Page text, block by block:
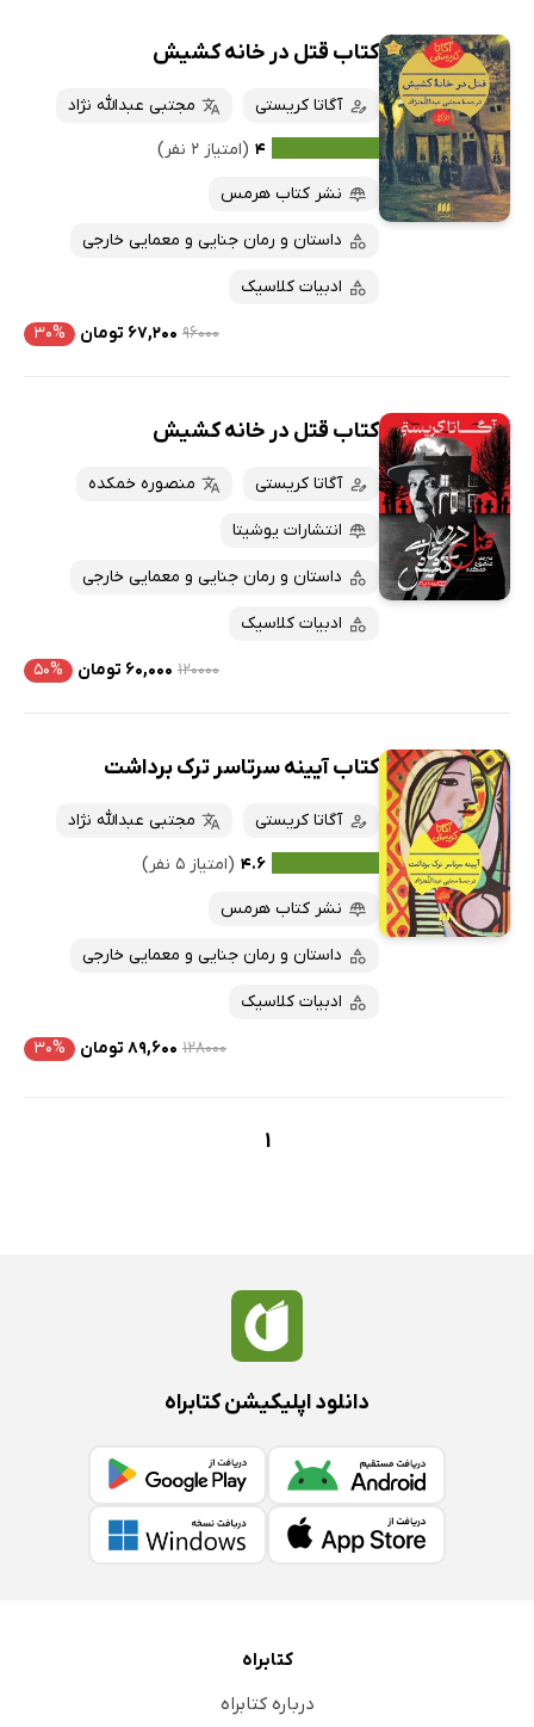
کتاب قتل در خانه کشیش
آگاتا کریستی
مجتبی عبدالله نژاد
۴ (امتیاز ۲ نفر)
نشر کتاب هرمس
داستان و رمان جنایی و معمایی خارجی
ادبیات کلاسیک
۹۶۰۰۰ ۶۷,۲۰۰ تومان ۳۰%
کتاب قتل در خانه کشیش
آگاتا کریستی منصوره خمکده
انتشارات یوشیتا
داستان و رمان جنایی و معمایی خارجی
ادبیات کلاسیک
۱۲۰۰۰۰ ۶۰,۰۰۰ تومان ۵۰%
کتاب آیینه سرتاسر ترک برداشت
آگاتا کریستی
مجتبی عبدالله نژاد
۴.۶ (امتیاز ۵ نفر)
نشر کتاب هرمس
داستان و رمان جنایی و معمایی خارجی
ادبیات کلاسیک
۱۲۸۰۰۰ ۸۹,۶۰۰ تومان ۳۰%
1
دانلود اپلیکیشن کتابراه
کتابراه
درباره کتابراه